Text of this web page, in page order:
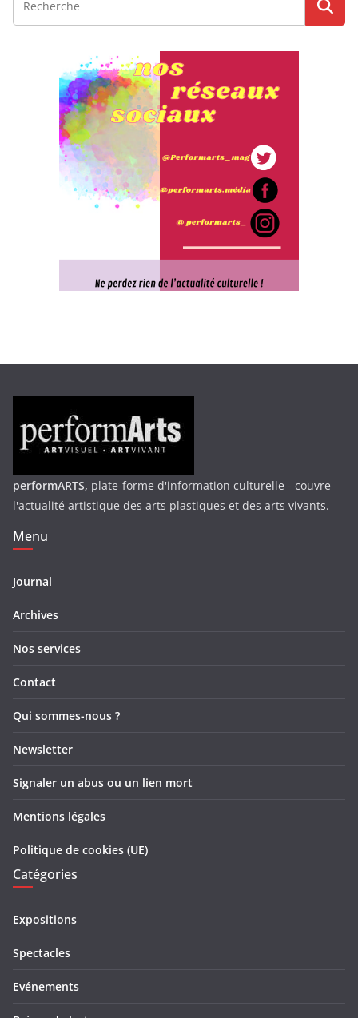
performARTS, plate-forme d'information culturelle - couvre
l'actualité artistique des arts plastiques et des arts vivants.
Menu
Journal
Archives
Nos services
Contact
Qui sommes-nous ?
Newsletter
Signaler un abus ou un lien mort
Mentions légales
Politique de cookies (UE)
Catégories
Expositions
Spectacles
Evénements